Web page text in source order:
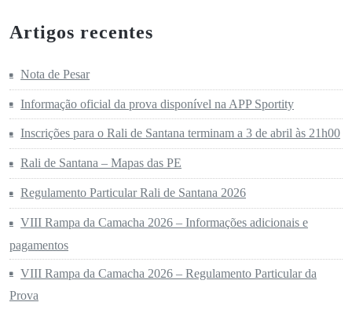
Artigos recentes
Nota de Pesar
Informação oficial da prova disponível na APP Sportity
Inscrições para o Rali de Santana terminam a 3 de abril às 21h00
Rali de Santana – Mapas das PE
Regulamento Particular Rali de Santana 2026
VIII Rampa da Camacha 2026 – Informações adicionais e
pagamentos
VIII Rampa da Camacha 2026 – Regulamento Particular da
Prova